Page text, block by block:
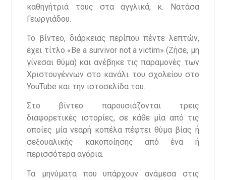
καθηγήτριά τους στα αγγλικά, κ. Νατάσα
Γεωργιάδου.
Το βίντεο, διάρκειας περίπου πέντε λεπτών,
έχει τίτλο «Be a survivor not a victim» (Ζήσε, μη
γίνεσαι θύμα) και ανέβηκε τις παραμονές των
Χριστουγέννων στο κανάλι του σχολείου στο
YouTube και την ιστοσελίδα του.
Στο βίντεο παρουσιάζονται τρεις
διαφορετικές ιστορίες, σε κάθε μία από τις
οποίες μία νεαρή κοπέλα πέφτει θύμα βίας ή
σεξουαλικής κακοποίησης από ένα ή
περισσότερα αγόρια.
Τα μηνύματα που υπάρχουν ανάμεσα στις